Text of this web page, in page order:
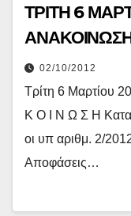
ΤΡΙΤΗ 6
ΑΝΑΚΟΙΝΩΣΗ
02/10/2012
Τρίτη 6 Μαρτίου
Κ Ο Ι Ν Ω Σ Η
οι υπ αριθμ. 2/
Αποφάσεις…